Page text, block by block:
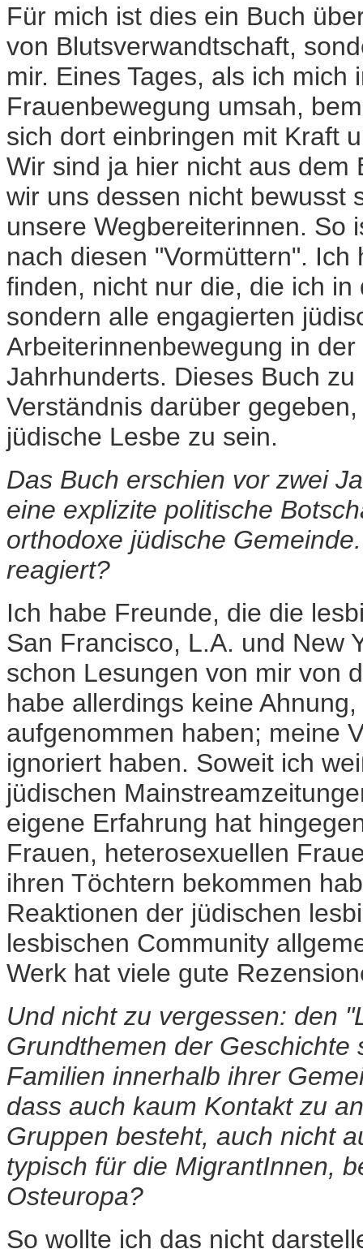
Für mich ist dies ein Buch
von Blutsverwandtschaft,
mir. Eines Tages, als ich
Frauenbewegung umsah,
sich dort einbringen mit Kraft
Wir sind ja hier nicht aus dem
wir uns dessen nicht bewusst
unsere Wegbereiterinnen. So
nach diesen "Vormüttern".
finden, nicht nur die, die ich
sondern alle engagierten
Arbeiterinnenbewegung in
Jahrhunderts. Dieses Buch
Verständnis darüber
jüdische Lesbe zu sein.
Das Buch erschien vor zwei
eine explizite politische
orthodoxe jüdische
reagiert?
Ich habe Freunde, die die
San Francisco, L.A. und New
schon Lesungen von mir von
habe allerdings keine
aufgenommen haben; meine
ignoriert haben. Soweit ich
jüdischen
eigene Erfahrung hat
Frauen, heterosexuellen
ihren Töchtern bekommen
Reaktionen der jüdischen
lesbischen Community
Werk hat viele gute
Und nicht zu vergessen: den
Grundthemen der
Familien innerhalb ihrer
dass auch kaum Kontakt zu
Gruppen besteht, auch nicht
typisch für die MigrantInnen,
Osteuropa?
So wollte ich das nicht